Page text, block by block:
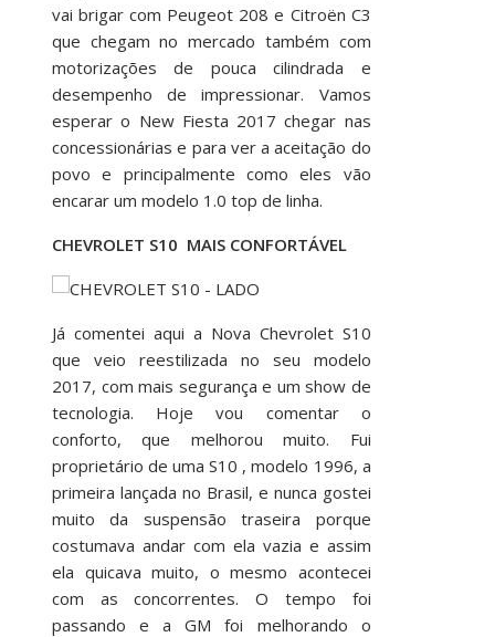
vai brigar com Peugeot 208 e Citroën C3
que chegam no mercado também com
motorizações de pouca cilindrada e
desempenho de impressionar. Vamos
esperar o New Fiesta 2017 chegar nas
concessionárias e para ver a aceitação do
povo e principalmente como eles vão
encarar um modelo 1.0 top de linha.
CHEVROLET S10 MAIS CONFORTÁVEL
Já comentei aqui a Nova Chevrolet S10
que veio reestilizada no seu modelo
2017, com mais segurança e um show de
tecnologia. Hoje vou comentar o
conforto, que melhorou muito. Fui
proprietário de uma S10 , modelo 1996, a
primeira lançada no Brasil, e nunca gostei
muito da suspensão traseira porque
costumava andar com ela vazia e assim
ela quicava muito, o mesmo acontecei
com as concorrentes. O tempo foi
passando e a GM foi melhorando o